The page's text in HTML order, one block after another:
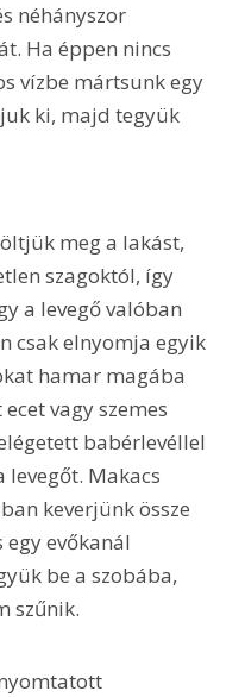
néhányszor
Ha éppen nincs
vízbe mártsunk egy
ki, majd tegyük
meg a lakást,
szagoktól, így
a levegő valóban
csak elnyomja egyik
hamar magába
vagy szemes
babérlevéllel
Makacs
keverjünk össze
evőkanál
be a szobába,
szűnik.